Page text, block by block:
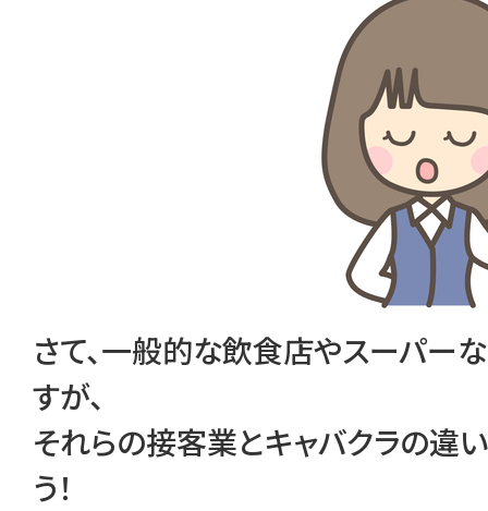
さて、一般的な飲食店やスーパー
すが、
それらの接客業とキャバクラの違
う！